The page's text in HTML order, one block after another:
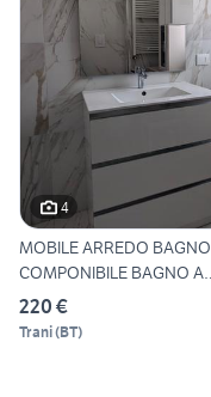
4
MOBILE ARREDO BAGNO
COMPONIBILE BAGNO A
TERRA
220 €
Trani(BT)